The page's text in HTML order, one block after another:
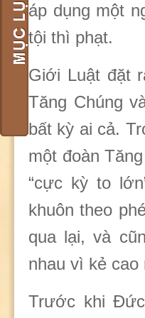
áp dụng một
tội thì phạt.
Giới Luật đặt
Tăng Chúng
bất kỳ ai cả.
một đoàn
“cực kỳ to
khuôn theo
qua lại, và
nhau vì kẻ
Trước khi